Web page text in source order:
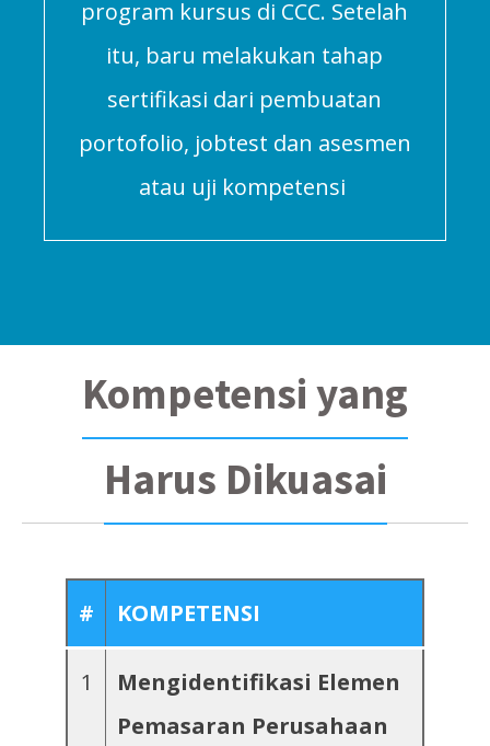
program kursus di CCC. Setelah
itu, baru melakukan tahap
sertifikasi dari pembuatan
portofolio, jobtest dan asesmen
atau uji kompetensi
Kompetensi yang
Harus Dikuasai
# KOMPETENSI
1
Mengidentifikasi Elemen
Pemasaran Perusahaan